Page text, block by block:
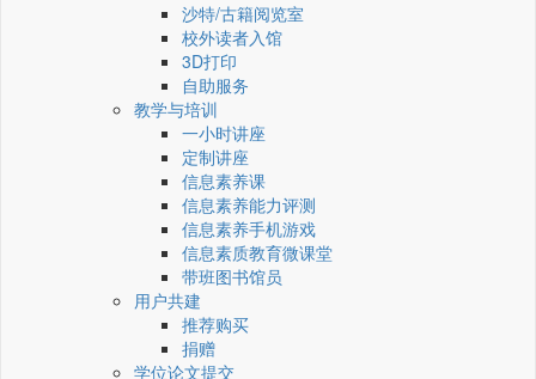
沙特/古籍阅览室
校外读者入馆
3D打印
自助服务
教学与培训
一小时讲座
定制讲座
信息素养课
信息素养能力评测
信息素养手机游戏
信息素质教育微课堂
带班图书馆员
用户共建
推荐购买
捐赠
学位论文提交